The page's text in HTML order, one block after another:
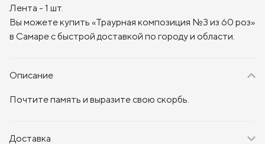
Лента - 1 шт.
Вы можете купить «Траурная композиция №3 из 60 роз»
в Самаре с быстрой доставкой по городу и области.
Описание
Почтите память и выразите свою скорбь.
Доставка